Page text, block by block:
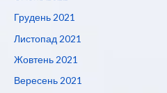
Грудень 2021
Листопад 2021
Жовтень 2021
Вересень 2021